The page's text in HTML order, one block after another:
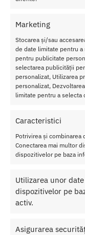
Marketing
Stocarea și/sau
de date limitate pentru
pentru publicitate
selectarea publicității
personalizat, Utilizarea
personalizat,
limitate pentru a selecta
Caracteristici
Potrivirea și combinarea
Conectarea mai multor
dispozitivelor pe baza
Utilizarea unor
dispozitivelor pe
activ.
Asigurarea